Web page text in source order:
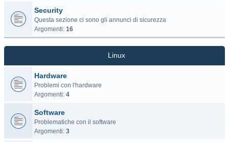
Security
Questa sezione ci sono gli annunci di sicurezza
Argomenti: 16
Linux
Hardware
Problemi con l'hardware
Argomenti: 4
Software
Problematiche con il software
Argomenti: 3